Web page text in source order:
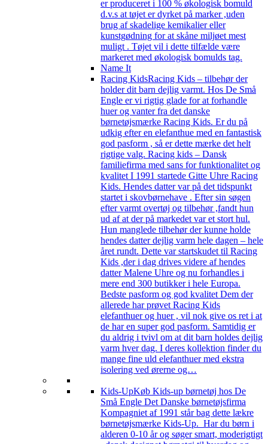
er produceret i 100 % økologisk bomuld
d.v.s at tøjet er dyrket på marker ,uden
brug af skadelige kemikalier eller
kunstgødning for at skåne miljøet mest
muligt . Tøjet vil i dette tilfælde være
markeret med økologisk bomulds tag.
Name It
Racing KidsRacing Kids – tilbehør der
holder dit barn dejlig varmt. Hos De Små
Engle er vi rigtig glade for at forhandle
huer og vanter fra det danske
børnetøjsmærke Racing Kids. Er du på
udkig efter en elefanthue med en fantastisk
god pasform , så er dette mærke det helt
rigtige valg. Racing kids – Dansk
familiefirma med sans for funktionalitet og
kvalitet I 1991 startede Gitte Uhre Racing
Kids. Hendes datter var på det tidspunkt
startet i skovbørnehave . Efter sin søgen
efter varmt overtøj og tilbehør ,fandt hun
ud af at der på markedet var et stort hul.
Hun manglede tilbehør der kunne holde
hendes datter dejlig varm hele dagen – hele
året rundt. Dette var startskudet til Racing
Kids ,der i dag drives videre af hendes
datter Malene Uhre og nu forhandles i
mere end 300 butikker i hele Europa.
Bedste pasform og god kvalitet Dem der
allerede har prøvet Racing Kids
elefanthuer og huer , vil nok give os ret i at
de har en super god pasform. Samtidig er
du aldrig i tvivl om at dit barn holdes dejlig
varm hver dag. I deres kollektion finder du
mange fine uld elefanthuer med ekstra
isolering ved ørerne og…
Kids-UpKøb Kids-up børnetøj hos De
Små Engle Det Danske børnetøjsfirma
Kompagniet af 1991 står bag dette lækre
børnetøjsmærke Kids-Up. Har du børn i
alderen 0-10 år og søger smart, moderigtigt